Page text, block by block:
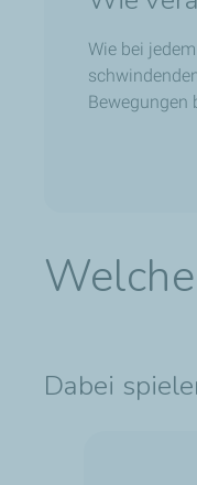
Wie bei
Bewegungen
Dabei